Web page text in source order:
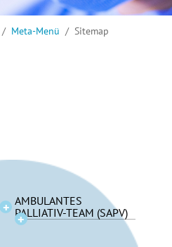
Meta-Menü Sitemap
AMBULANTES
PALLIATIV-TEAM (SAPV)